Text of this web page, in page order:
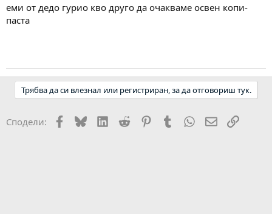
еми от дедо гурио кво друго да очакваме освен копи-
паста
Трябва да си влезнал или регистриран, за да отговориш тук.
Сподели: Facebook
BlueskyLinkedIn
Reddit PinterestTumblr WhatsApp
EmailLink